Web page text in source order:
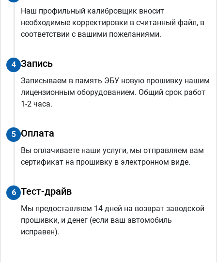
Наш профильный калибровщик вносит
необходимые корректировки в считанный файл, в
соответствии с вашими пожеланиями.
4 Запись
Записываем в память ЭБУ новую прошивку нашим
лицензионным оборудованием. Общий срок работ
1-2 часа.
5 Оплата
Вы оплачиваете наши услуги, мы отправляем вам
сертификат на прошивку в электронном виде.
6 Тест-драйв
Мы предоставляем 14 дней на возврат заводской
прошивки, и денег (если ваш автомобиль
исправен).